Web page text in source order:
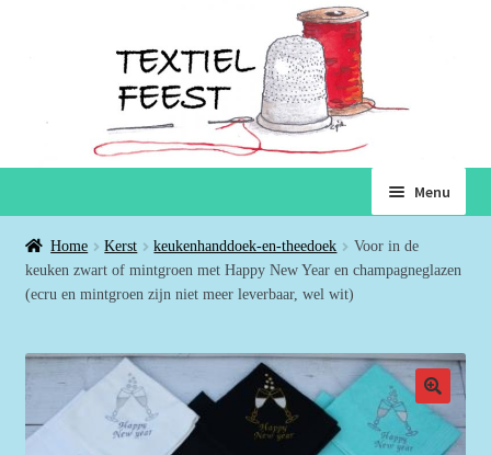
naar
navigatie
de
inhoud
Menu
Home
Winkel
Winkelmand
Voorwaarden
Home Kerst keukenhanddoek-en-theedoek
Voor in de
keuken zwart of mintgroen met Happy New Year en champagneglazen
(ecru en mintgroen zijn niet meer leverbaar, wel wit)